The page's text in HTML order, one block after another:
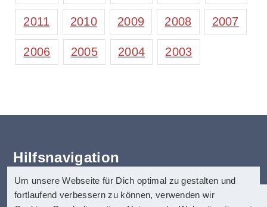
2011 2010 2009 2008 2007
2006 2005 2004 2003
Hilfsnavigation
Erklärung zur Barrierefreiheit
Startseite
Um unsere Webseite für Dich optimal zu gestalten und
fortlaufend verbessern zu können, verwenden wir